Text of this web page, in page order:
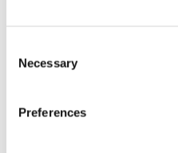
Selection
Necessary
Preferences
mediante
y evaluaron su
impacto a largo
permitió que el toolkit